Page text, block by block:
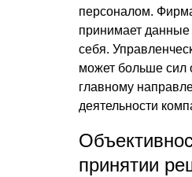
персоналом.
принимает
себя.
может больше сил
главному
деятельности
принятии